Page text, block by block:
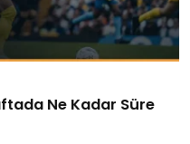
Ne Kadar Süre